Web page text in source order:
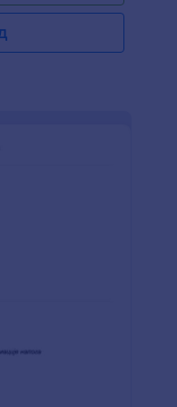
једноставно
шаблон обрасца
прикупиш
обај
превуци
преко 100
побољшање
и да повежеш
што је HubSpot
и уштедети
бесплатан